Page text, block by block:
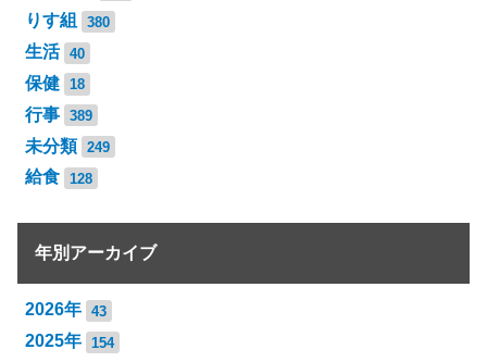
りす組 380
生活 40
保健 18
行事 389
未分類 249
給食 128
年別アーカイブ
2026年 43
2025年 154